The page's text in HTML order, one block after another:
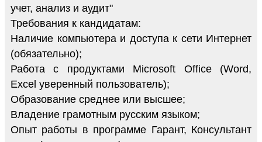
учет, анализ и аудит"
Требования к кандидатам:
Наличие компьютера и доступа к сети Интернет
(обязательно);
Работа с продуктами Microsoft Office (Word,
Excel уверенный пользователь);
Образование среднее или высшее;
Владение грамотным русским языком;
Опыт работы в программе Гарант, Консультант